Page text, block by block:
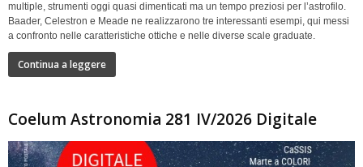
multiple, strumenti oggi quasi dimenticati ma un tempo preziosi per l’astrofilo.
Baader, Celestron e Meade ne realizzarono tre interessanti esempi, qui messi
a confronto nelle caratteristiche ottiche e nelle diverse scale graduate.
Continua a leggere
Coelum Astronomia 281 IV/2026 Digitale